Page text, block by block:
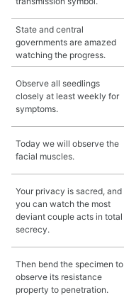
State and central
governments are amazed
watching the progress.
Observe all seedlings
closely at least weekly for
symptoms.
Today we will observe the
facial muscles.
Your privacy is sacred, and
you can watch the most
deviant couple acts in total
secrecy.
Then bend the specimen to
observe its resistance
property to penetration.